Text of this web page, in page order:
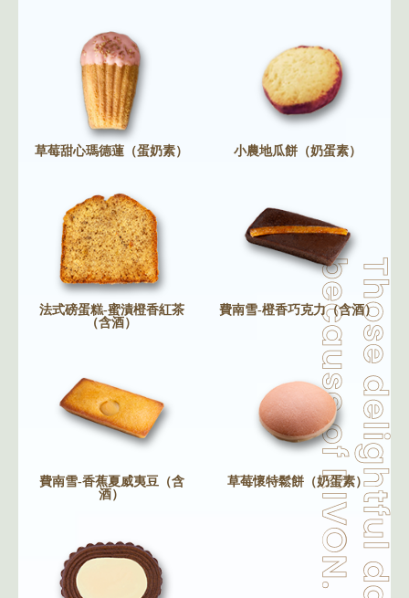
草莓甜心瑪德蓮（蛋奶素） 小農地瓜餅（奶蛋素）
法式磅蛋糕-蜜漬橙香紅茶
（含酒）
費南雪-橙香巧克力（含酒）
費南雪-香蕉夏威夷豆（含
酒）
草莓懷特鬆餅（奶蛋素）